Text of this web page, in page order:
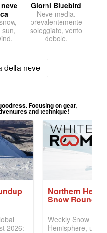
sun,
Giorni Bluebird
Neve media,
prevalentemente
soleggiato, vento
debole.
della neve